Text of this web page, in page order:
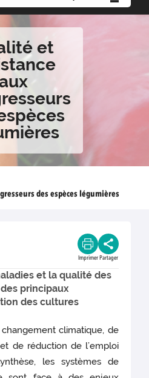
et
des espèces légumières
Imprimer Partager
et la qualité des
principaux
des cultures
climatique, de
de réduction de l’emploi
les systèmes de